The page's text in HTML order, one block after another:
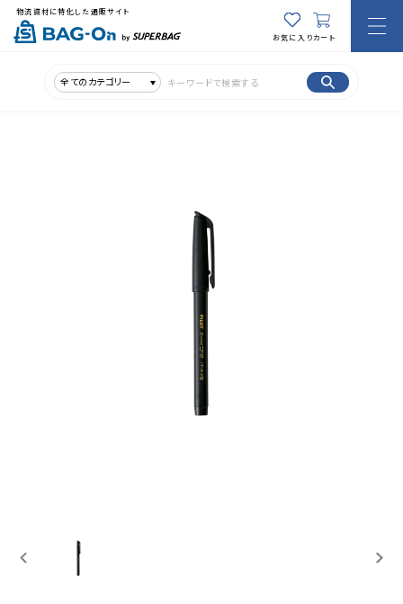
物流資材に特化した通販サイト
お気に入りカート
全てのカテゴリー